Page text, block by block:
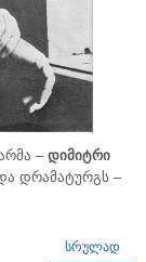
– დიმიტრი
დრამატურგს –
ᲡᲠᲣᲚᲐᲓ